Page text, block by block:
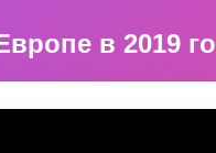
в 2019